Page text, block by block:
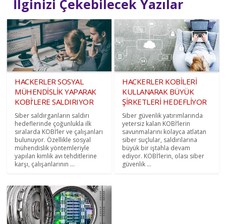
İlginizi Çekebilecek Yazılar
HACKERLER SOSYAL
MÜHENDİSLİK YAPARAK
KOBİ’LERE SALDIRIYOR
Siber saldırganların saldırı
hedeflerinde çoğunlukla ilk
sıralarda KOBİ’ler ve çalışanları
bulunuyor. Özellikle sosyal
mühendislik yöntemleriyle
yapılan kimlik avı tehditlerine
karşı, çalışanlarının ...
HACKERLER KOBİLERİ
KULLANARAK BÜYÜK
ŞİRKETLERİ HEDEFLİYOR
Siber güvenlik yatırımlarında
yetersiz kalan KOBİ’lerin
savunmalarını kolayca atlatan
siber suçlular, saldırılarına
büyük bir iştahla devam
ediyor. KOBİ’lerin, olası siber
güvenlik ...